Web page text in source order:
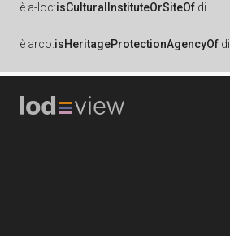
è a-loc:isCulturalInstituteOrSiteOf di
è arco:isHeritageProtectionAgencyOf di